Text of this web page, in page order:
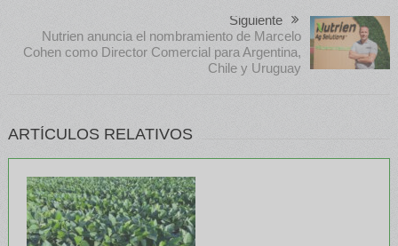
Siguiente
Nutrien anuncia el nombramiento de Marcelo
Cohen como Director Comercial para Argentina,
Chile y Uruguay
ARTÍCULOS RELATIVOS